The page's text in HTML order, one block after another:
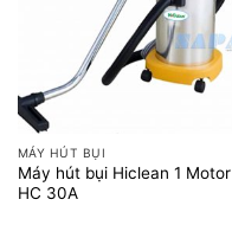
MÁY HÚT BỤI
Máy hút bụi Hiclean 1 Motor
HC 30A